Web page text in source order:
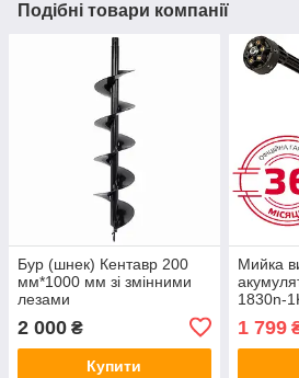
Подібні товари компанії
Бур (шнек) Кентавр 200
мм*1000 мм зі змінними
лезами
2 000 ₴
Купити
Мийка
1830n-
1 799